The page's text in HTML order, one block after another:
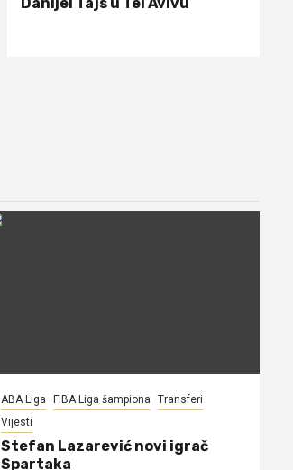
ABA Liga FIBA Liga šampiona
Transferi
Vijesti
Stefan Lazarević novi igrač
Spartaka